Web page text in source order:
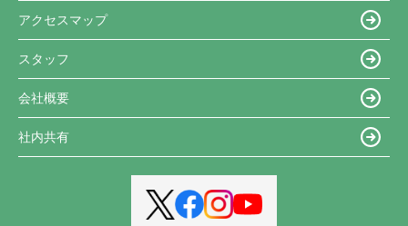
アクセスマップ
スタッフ
会社概要
社内共有